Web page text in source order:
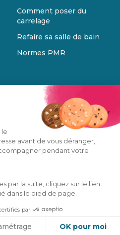
le
avant de vous déranger,
pendant votre
par la suite, cliquez sur le lien
dans le pied de page.
par
OK pour moi
Comment poser du
carrelage
Refaire sa salle de bain
Normes PMR